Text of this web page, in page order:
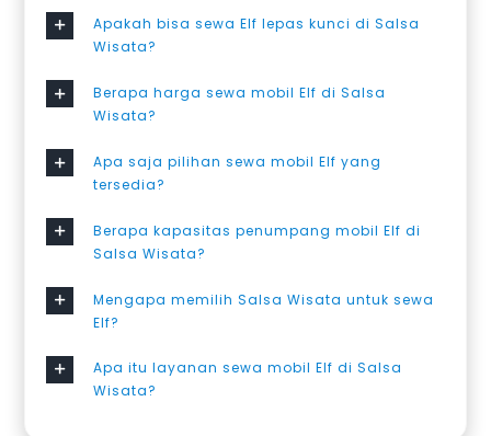
Apakah bisa sewa Elf lepas kunci di Salsa
Wisata?
Berapa harga sewa mobil Elf di Salsa
Wisata?
Apa saja pilihan sewa mobil Elf yang
tersedia?
Berapa kapasitas penumpang mobil Elf di
Salsa Wisata?
Mengapa memilih Salsa Wisata untuk sewa
Elf?
Apa itu layanan sewa mobil Elf di Salsa
Wisata?